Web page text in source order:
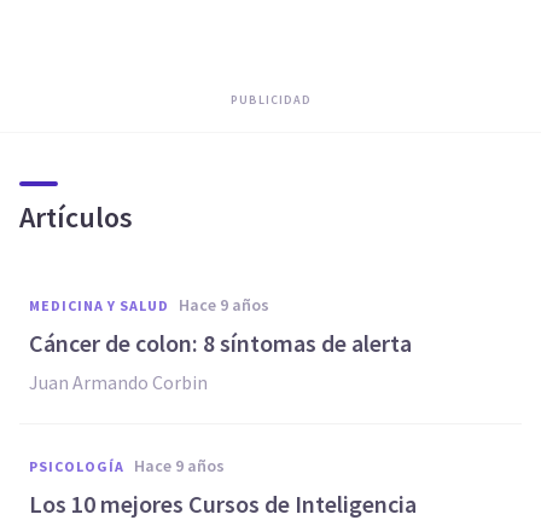
PUBLICIDAD
Artículos
MEDICINA Y SALUD hace 9 años
​Cáncer de colon: 8 síntomas de alerta
Juan Armando Corbin
PSICOLOGÍA hace 9 años
Los 10 mejores Cursos de Inteligencia